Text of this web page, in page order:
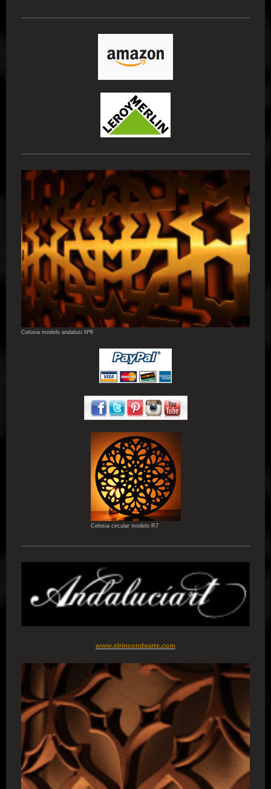
Celosia modelo andalusi Nº6
Celosia circular modelo R7
www.elrincondearte.com